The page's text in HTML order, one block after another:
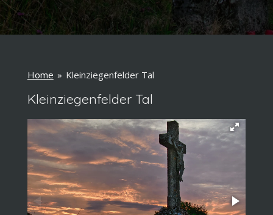
Home » Kleinziegenfelder Tal
Kleinziegenfelder Tal